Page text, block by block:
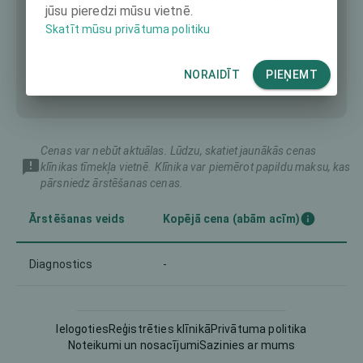
Cenas var nebūt aktuālas. Lūdzu, skatiet jaunākās cenas
klīnikas tīmekļa vietnē. Klīnika var piemērot papildu maksu, kas
pārsniedz ārstēšanas cenas.
Ārstēšanas veids Kopējā cena (abām acīm)
Diagnostics -
IelogotiesReģistrēties klīnikāPrivātuma politika
Noteikumi un nosacījumiSazinies ar mums
jūsu pieredzi mūsu vietnē.
Skatīt mūsu privātuma politiku
NORAIDĪT PIEŅEMT